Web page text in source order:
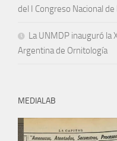
del I Congreso Nacional
La UNMDP inauguró la
Argentina de Ornitología
MEDIALAB